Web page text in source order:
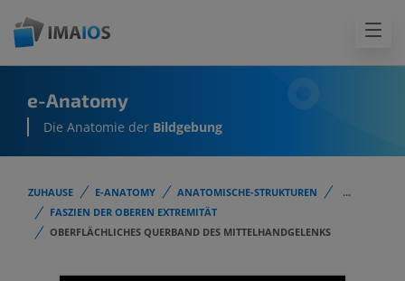
e-Anatomy
Die Anatomie der Bildgebung
ZUHAUSE E-ANATOMY ANATOMISCHE-STRUKTUREN
...
FASZIEN DER OBEREN EXTREMITÄT
OBERFLÄCHLICHES QUERBAND DES MITTELHANDGELENKS